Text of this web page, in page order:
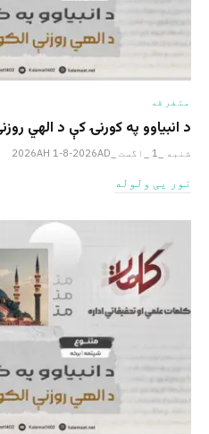
متفرقه
د انبیاوو په کورنۍ کې د الهي
شنبه _1 _اگست _2026AH 1-8-2026AD
نور یی ولوله